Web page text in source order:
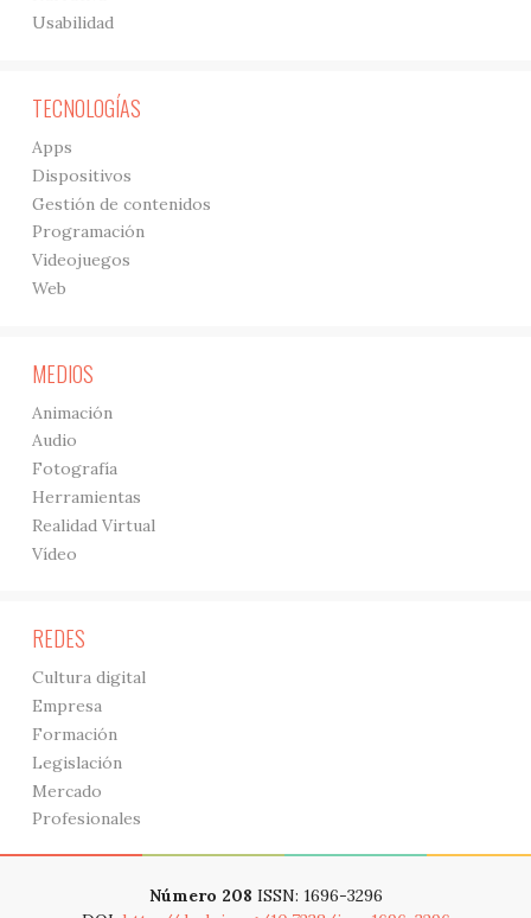
Usabilidad
TECNOLOGÍAS
Apps
Dispositivos
Gestión de contenidos
Programación
Videojuegos
Web
MEDIOS
Animación
Audio
Fotografía
Herramientas
Realidad Virtual
Vídeo
REDES
Cultura digital
Empresa
Formación
Legislación
Mercado
Profesionales
Número 208 ISSN: 1696-3296